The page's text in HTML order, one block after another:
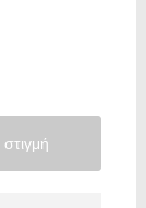
στιγμή